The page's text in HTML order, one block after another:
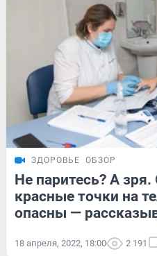
ЗДОРОВЬЕ ОБЗОР
Не паритесь? А
красные точки на
опасны —
18 апреля, 2022, 18:00 2 191